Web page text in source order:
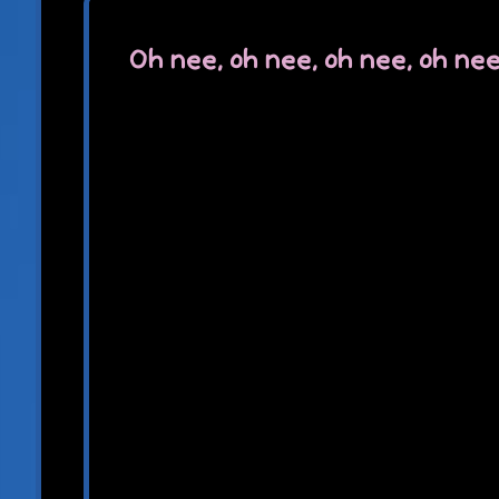
Oh nee, oh nee, oh nee, oh